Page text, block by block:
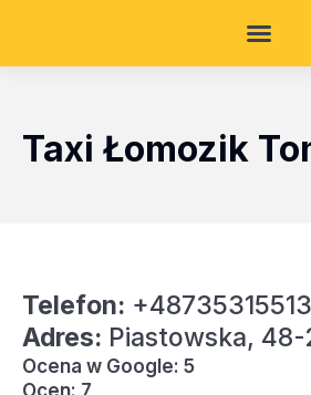
Taxi Łomozik
Telefon: +48735315513
Adres: Piastowska,
Ocena w Google: 5
Ocen: 7